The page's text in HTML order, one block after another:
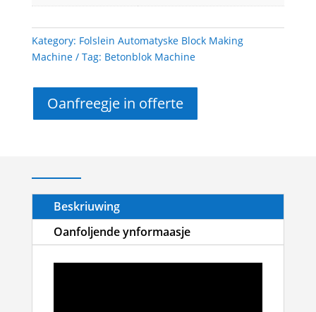
Kategory: Folslein Automatyske Block Making
Machine
Tag: Betonblok Machine
Oanfreegje in offerte
Beskriuwing
Oanfoljende ynformaasje